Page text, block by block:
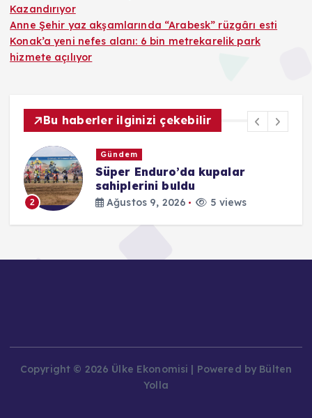
Kazandırıyor
Anne Şehir yaz akşamlarında “Arabesk” rüzgârı esti
Konak’a yeni nefes alanı: 6 bin metrekarelik park
hizmete açılıyor
Bu haberler ilginizi çekebilir
2
Gündem
Süper Enduro’da kupalar
sahiplerini buldu
Ağustos 9, 2026 5 views
Copyright © 2026 Ülke Ekonomisi | Powered by Bülten
Yolla